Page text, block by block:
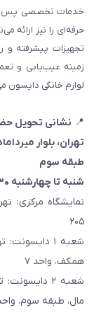
خدمات تخصصی پس از
حرفه‌ای را نیز ارائه
تجهیزات پیشرفته و
زمینه عیب‌یابی و
لوازم خانگی دایسون
📍 نشانی تحویل
تهران، بلوار
طبقه سوم
شنبه تا چهارشنبه ۹:۳۰ الی ۱۷:۳۰ (مراجعه با هماهنگی قبلی)
نمایشگاه مرکزی:
۲۰۵
شعبه ۱
همکف، واحد ۷
شعبه ۲
مال، طبقه سوم، واحد